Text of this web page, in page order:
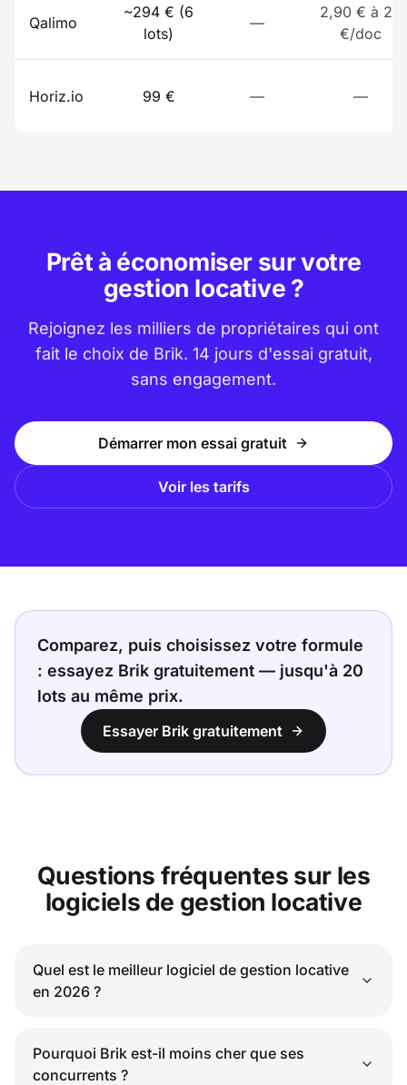
Qalimo
~294 € (6
lots)
—
2,90 € à 20
€/doc
Horiz.io 99 € — —
Prêt à économiser sur votre
gestion locative ?
Rejoignez les milliers de propriétaires qui ont
fait le choix de Brik. 14 jours d'essai gratuit,
sans engagement.
Démarrer mon essai gratuit
Voir les tarifs
Comparez, puis choisissez votre formule
: essayez Brik gratuitement — jusqu'à 20
lots au même prix.
Essayer Brik gratuitement
Questions fréquentes sur les
logiciels de gestion locative
Quel est le meilleur logiciel de gestion locative
en 2026 ?
Pourquoi Brik est-il moins cher que ses
concurrents ?